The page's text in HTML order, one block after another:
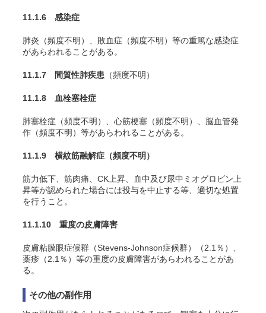
11.1.6 感染症
肺炎（頻度不明）、敗血症（頻度不明）等の重篤な感染症
があらわれることがある。
11.1.7 間質性肺疾患 （頻度不明）
11.1.8 血栓塞栓症
肺塞栓症（頻度不明）、心筋梗塞（頻度不明）、脳血管発
作（頻度不明）等があらわれることがある。
11.1.9 横紋筋融解症 （頻度不明）
筋力低下、筋肉痛、CK上昇、血中及び尿中ミオグロビン上
昇等が認められた場合には投与を中止する等、適切な処置
を行うこと。
11.1.10 重度の皮膚障害
皮膚粘膜眼症候群（Stevens-Johnson症候群）（2.1％）、
薬疹（2.1％）等の重度の皮膚障害があらわれることがあ
る。
その他の副作用